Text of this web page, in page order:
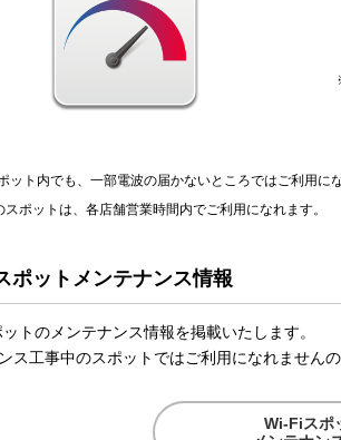
ット内でも、一部電波の届かないところではご利用に
スポットは、各店舗営業時間内でご利用になれます。
ポットメンテナンス情報
トのメンテナンス情報を掲載いたします。
ス工事中のスポットではご利用になれませんの
Wi-Fiスポ